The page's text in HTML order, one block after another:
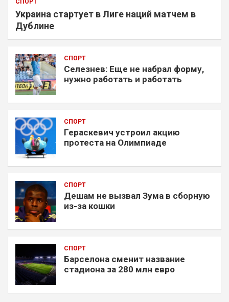
СПОРТ
Украина стартует в Лиге наций матчем в
Дублине
СПОРТ
Селезнев: Еще не набрал форму,
нужно работать и работать
СПОРТ
Гераскевич устроил акцию
протеста на Олимпиаде
СПОРТ
Дешам не вызвал Зума в сборную
из-за кошки
СПОРТ
Барселона сменит название
стадиона за 280 млн евро